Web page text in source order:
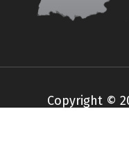
Copyright ©